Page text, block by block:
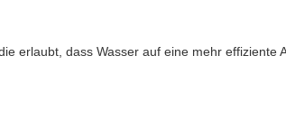
erlaubt, dass Wasser auf eine mehr effiziente